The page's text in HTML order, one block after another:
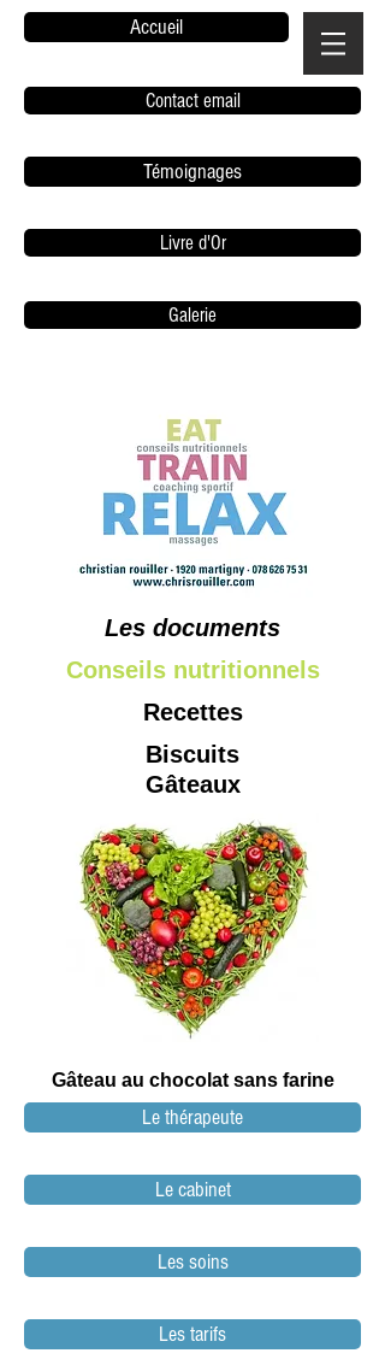
Accueil
Contact email
Témoignages
Livre d'Or
Galerie
Les documents
Conseils nutritionnels
Recettes
Biscuits
Gâteaux
Gâteau au chocolat sans farine
Le thérapeute
Le cabinet
Les soins
Les tarifs